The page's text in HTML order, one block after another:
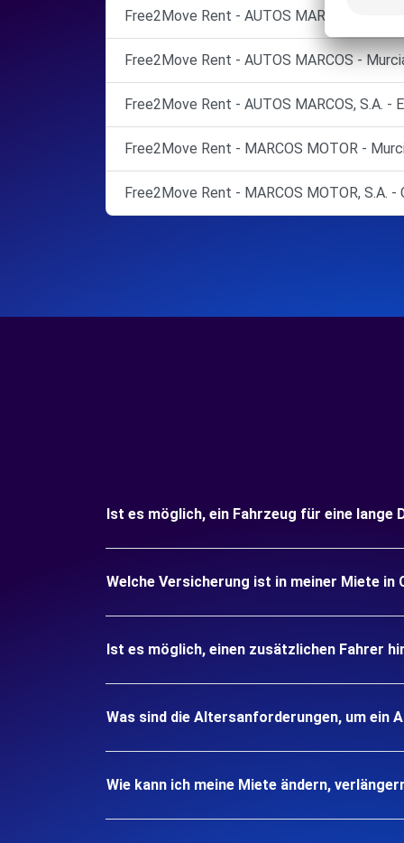
Free2Move Rent - AUTOS MARCOS
Free2Move Rent - AUTOS MARCOS -
Free2Move Rent - AUTOS MARCOS, S.A. -
Free2Move Rent - MARCOS MOTOR -
Free2Move Rent - MARCOS MOTOR, S.A. -
Ist es möglich, ein Fahrzeug für eine lange
Welche Versicherung ist in meiner Miete in
Ist es möglich, einen zusätzlichen Fahrer
Was sind die Altersanforderungen, um ein
Wie kann ich meine Miete ändern,